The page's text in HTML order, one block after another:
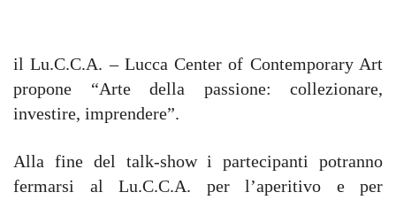
il Lu.C.C.A. – Lucca Center of Contemporary Art
propone “Arte della passione: collezionare,
investire, imprendere”.
Alla fine del talk-show i partecipanti potranno
fermarsi al Lu.C.C.A. per l’aperitivo e per